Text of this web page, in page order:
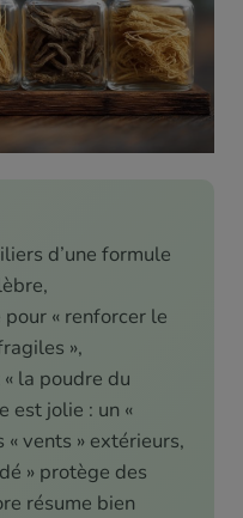
d’une formule
« renforcer le
»,
la poudre du
est jolie : un «
vents » extérieurs,
» protège des
résume bien